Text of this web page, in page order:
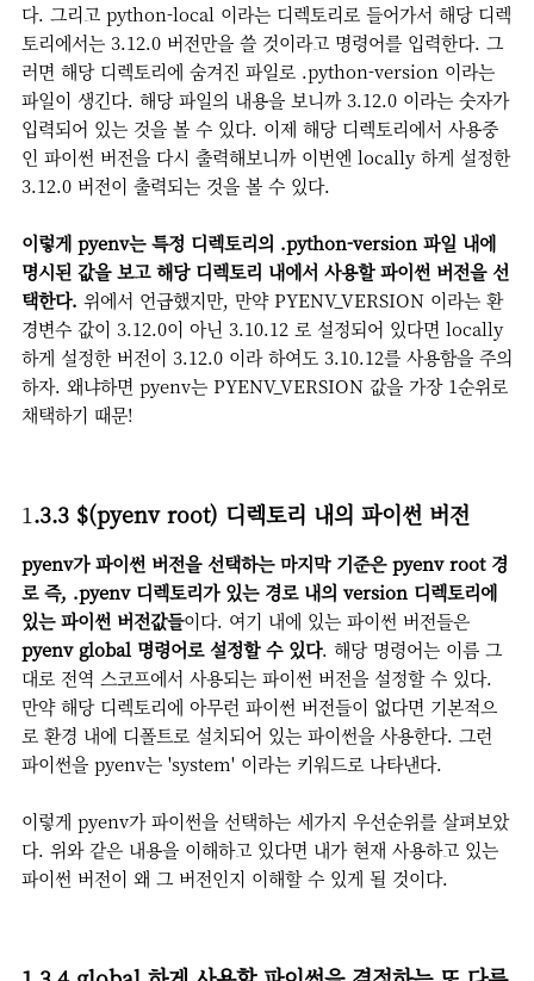
다. 그리고 python-local 이라는 디렉토리로 들어가서 해당 디렉
토리에서는 3.12.0 버전만을 쓸 것이라고 명령어를 입력한다. 그
러면 해당 디렉토리에 숨겨진 파일로 .python-version 이라는
파일이 생긴다. 해당 파일의 내용을 보니까 3.12.0 이라는 숫자가
입력되어 있는 것을 볼 수 있다. 이제 해당 디렉토리에서 사용중
인 파이썬 버전을 다시 출력해보니까 이번엔 locally 하게 설정한
3.12.0 버전이 출력되는 것을 볼 수 있다.
이렇게 pyenv는 특정 디렉토리의 .python-version 파일 내에
명시된 값을 보고 해당 디렉토리 내에서 사용할 파이썬 버전을 선
택한다. 위에서 언급했지만, 만약 PYENV_VERSION 이라는 환
경변수 값이 3.12.0이 아닌 3.10.12 로 설정되어 있다면 locally
하게 설정한 버전이 3.12.0 이라 하여도 3.10.12를 사용함을 주의
하자. 왜냐하면 pyenv는 PYENV_VERSION 값을 가장 1순위로
채택하기 때문!
1.3.3 $(pyenv root) 디렉토리 내의 파이썬 버전
pyenv가 파이썬 버전을 선택하는 마지막 기준은 pyenv root 경
로 즉, .pyenv 디렉토리가 있는 경로 내의 version 디렉토리에
있는 파이썬 버전값들이다. 여기 내에 있는 파이썬 버전들은
pyenv global 명령어로 설정할 수 있다. 해당 명령어는 이름 그
대로 전역 스코프에서 사용되는 파이썬 버전을 설정할 수 있다.
만약 해당 디렉토리에 아무런 파이썬 버전들이 없다면 기본적으
로 환경 내에 디폴트로 설치되어 있는 파이썬을 사용한다. 그런
파이썬을 pyenv는 'system' 이라는 키워드로 나타낸다.
이렇게 pyenv가 파이썬을 선택하는 세가지 우선순위를 살펴보았
다. 위와 같은 내용을 이해하고 있다면 내가 현재 사용하고 있는
파이썬 버전이 왜 그 버전인지 이해할 수 있게 될 것이다.